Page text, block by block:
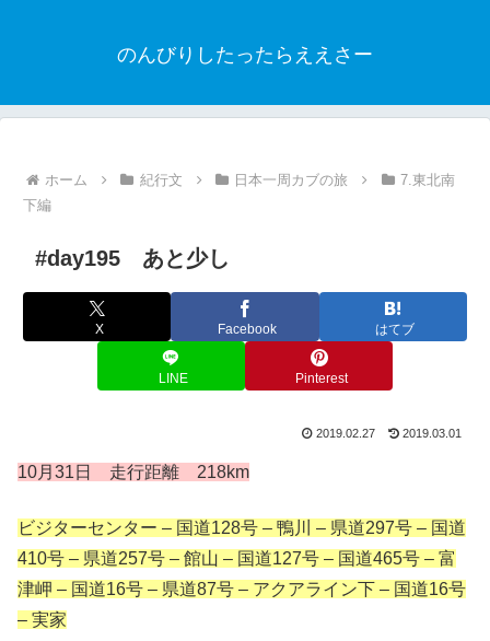
のんびりしたったらええさー
ホーム 紀行文 日本一周カブの旅
7.東北南
下編
#day195 あと少し
X Facebook はてブ
LINE Pinterest
2019.02.27 2019.03.01
10月31 日 走行距離 218km
ビジターセンター – 国道128号 – 鴨川 – 県道297号 – 国道
410号 – 県道257号 – 館山 – 国道127号 – 国道465号 – 富
津岬 – 国道16号 – 県道87号 – アクアライン下 – 国道16号
– 実家